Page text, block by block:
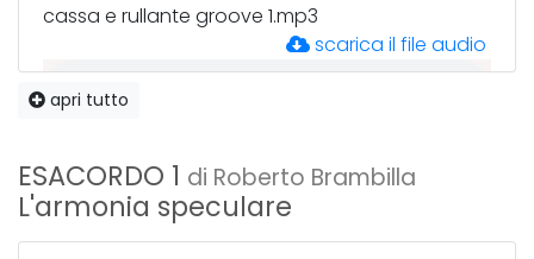
cassa e rullante groove 1.mp3
scarica il file audio
scarica il file audio
apri tutto
ESACORDO 1 di Roberto Brambilla
L'armonia speculare